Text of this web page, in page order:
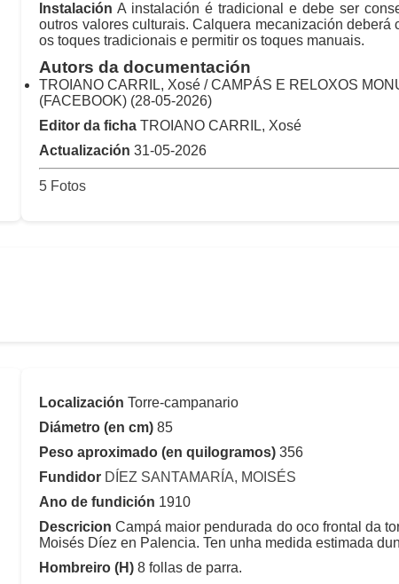
Instalación A instalación é tradicional e debe ser
outros valores culturais. Calquera mecanización deberá
os toques tradicionais e permitir os toques manuais.
Autors da documentación
TROIANO CARRIL, Xosé / CAMPÁS E RELOXOS
(FACEBOOK) (28-05-2026)
Editor da ficha TROIANO CARRIL, Xosé
Actualización 31-05-2026
5 Fotos
Localización Torre-campanario
Diámetro (en cm) 85
Peso aproximado (en quilogramos) 356
Fundidor DÍEZ SANTAMARÍA, MOISÉS
Ano de fundición 1910
Descricion Campá maior pendurada do oco frontal da
Moisés Díez en Palencia. Ten unha medida estimada
Hombreiro (H) 8 follas de parra.